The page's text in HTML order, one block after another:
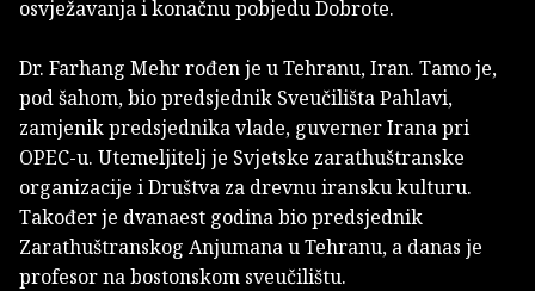
osvježavanja i konačnu pobjedu Dobrote.
Dr. Farhang Mehr rođen je u Tehranu, Iran. Tamo je,
pod šahom, bio predsjednik Sveučilišta Pahlavi,
zamjenik predsjednika vlade, guverner Irana pri
OPEC-u. Utemeljitelj je Svjetske zarathuštranske
organizacije i Društva za drevnu iransku kulturu.
Također je dvanaest godina bio predsjednik
Zarathuštranskog Anjumana u Tehranu, a danas je
profesor na bostonskom sveučilištu.